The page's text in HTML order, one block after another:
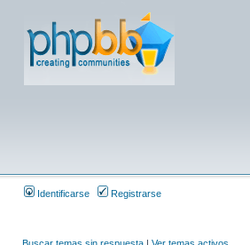
Identificarse Registrarse